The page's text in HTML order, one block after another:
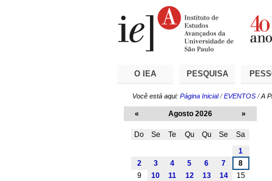
O IEA PESQUISA
Você está aqui: Página Inicial /EVENTOS /A
« Agosto 2026 »
Do Se Te Qu Qu Se
Sa
1
2
3 4 5 6 7
8
9
10 11 12 13 14
15